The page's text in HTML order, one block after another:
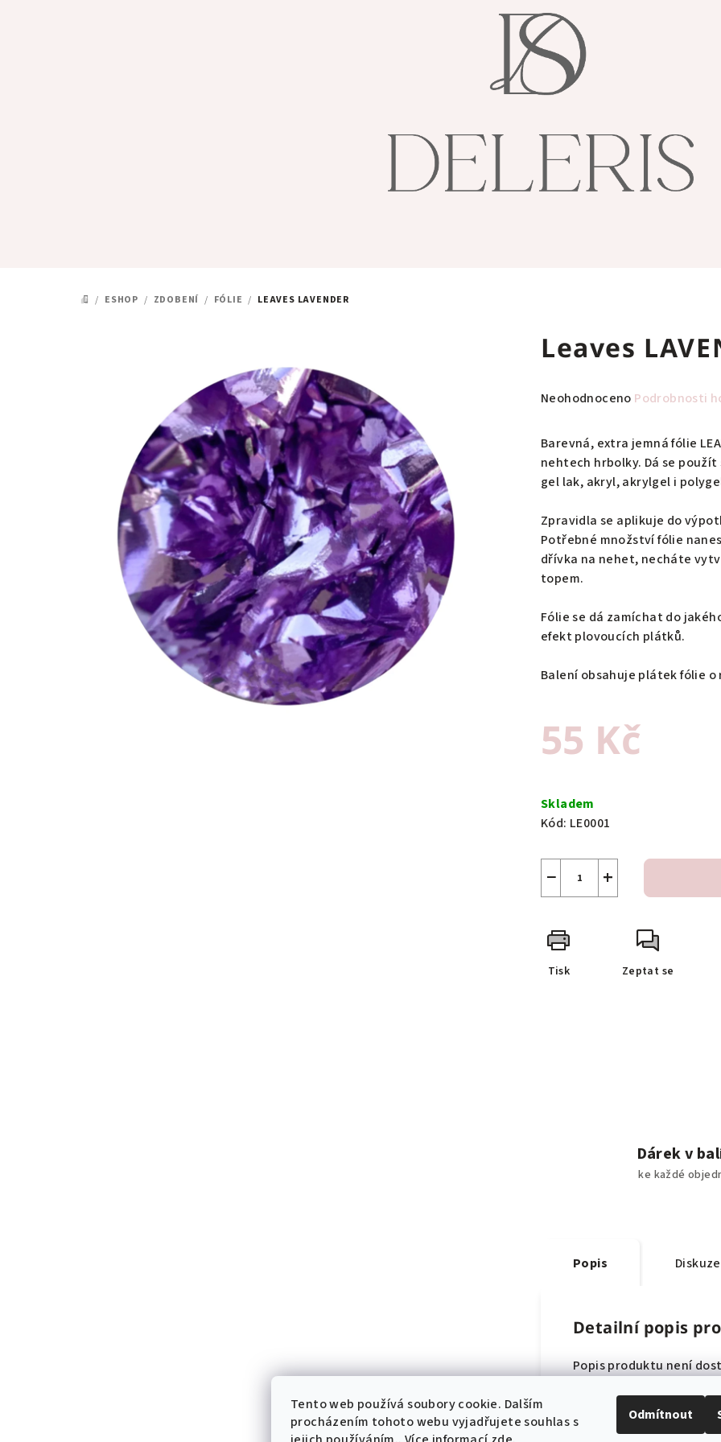
Tento web používá soubory cookie. Dalším
procházením tohoto webu vyjadřujete souhlas s
Odmítnout
DOMŮ
/ ESHOP / ZDOBENÍ / FÓLIE / LEAVES LAVENDER
Leaves
Průměrné
produktu
je
0,0
z
5
hvězdiček.
Neohodnoceno Podrobnosti
Barevná, extra jemná fólie
nehtech hrbolky. Dá se
gel lak, akryl, akrylgel i
Zpravidla se aplikuje do
Potřebné množství fólie
dřívka na nehet, necháte
topem.
Fólie se dá zamíchat do
efekt plovoucích plátků.
Balení obsahuje plátek fólie o
55 Kč
cena:
Skladem
Kód: LE0001
+
−
Tisk Zeptat se
Dárek v
ke každé
Popis Diskuze
Detailní popis
Popis produktu není